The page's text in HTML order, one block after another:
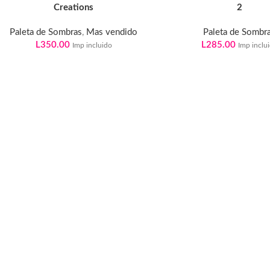
Creations
Paleta de Sombras, Mas vendido
L350.00 Imp incluido
2
Paleta de
L285.00 Imp